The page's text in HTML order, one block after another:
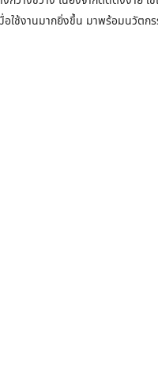
ใช้งานมากยิ่งขึ้น มาพร้อมนวั